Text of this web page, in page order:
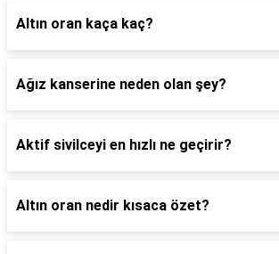
Altın oran kaça kaç?
Ağız kanserine neden olan şey?
Aktif sivilceyi en hızlı ne geçirir?
Altın oran nedir kısaca özet?